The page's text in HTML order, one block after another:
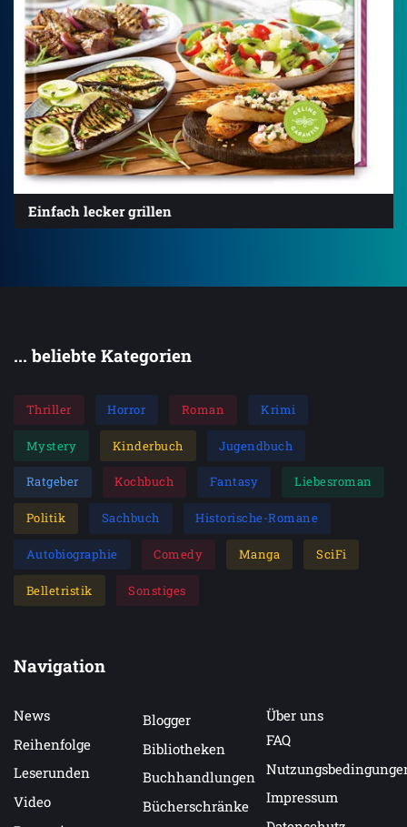
Einfach lecker grillen
... beliebte Kategorien
Thriller Horror Roman Krimi
Mystery Kinderbuch Jugendbuch
Ratgeber Kochbuch Fantasy Liebesroman
Politik Sachbuch Historische-Romane
Autobiographie Comedy Manga SciFi
Belletristik Sonstiges
Navigation
News
Reihenfolge
Leserunden
Video
Blogger
Bibliotheken
Buchhandlungen
Bücherschränke
Über uns
FAQ
Impressum